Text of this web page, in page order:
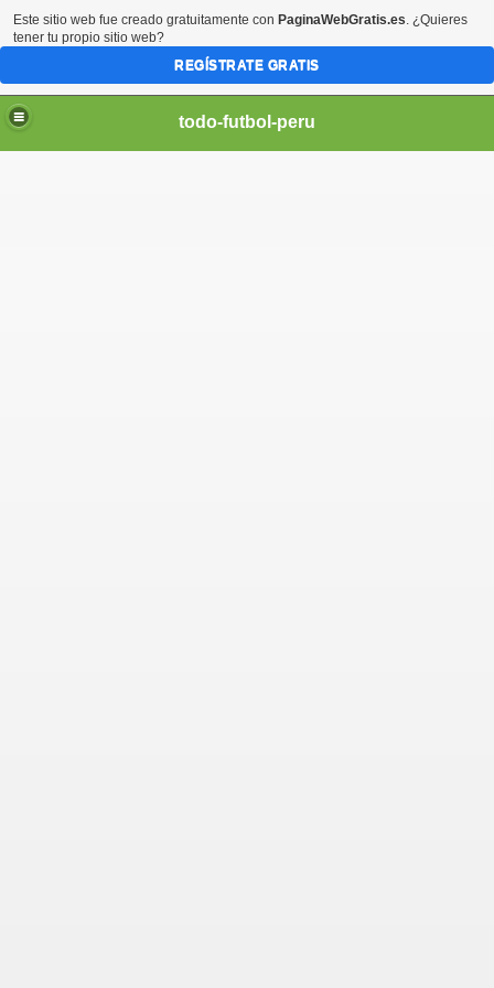
todo-futbol-peru
Este sitio web fue creado gratuitamente con PaginaWebGratis.es. ¿Quieres
tener tu propio sitio web?
REGÍSTRATE GRATIS